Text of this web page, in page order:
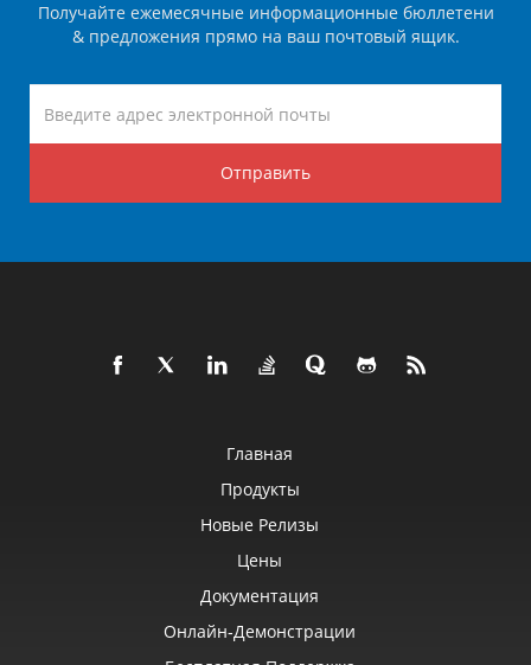
Получайте ежемесячные информационные бюллетени
& предложения прямо на ваш почтовый ящик.
Отправить
Главная
Продукты
Новые Релизы
Цены
Документация
Онлайн‑демонстрации